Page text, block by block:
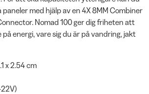
med hjälp av en 4X 8MM Combiner
Nomad 100 ger dig friheten att
energi, vare sig du är på vandring, jakt
x 2.54 cm